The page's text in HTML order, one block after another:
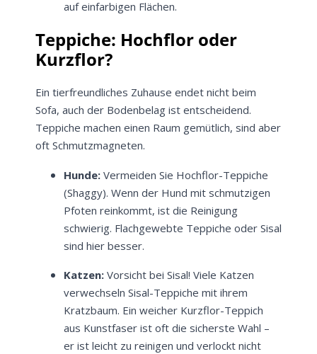
auf einfarbigen Flächen.
Teppiche: Hochflor oder
Kurzflor?
Ein tierfreundliches Zuhause endet nicht beim
Sofa, auch der Bodenbelag ist entscheidend.
Teppiche machen einen Raum gemütlich, sind aber
oft Schmutzmagneten.
Hunde: Vermeiden Sie Hochflor-Teppiche
(Shaggy). Wenn der Hund mit schmutzigen
Pfoten reinkommt, ist die Reinigung
schwierig. Flachgewebte Teppiche oder Sisal
sind hier besser.
Katzen: Vorsicht bei Sisal! Viele Katzen
verwechseln Sisal-Teppiche mit ihrem
Kratzbaum. Ein weicher Kurzflor-Teppich
aus Kunstfaser ist oft die sicherste Wahl –
er ist leicht zu reinigen und verlockt nicht